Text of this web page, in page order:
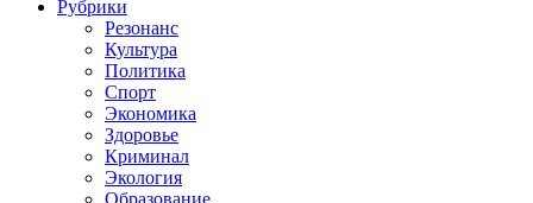
Рубрики
Резонанс
Культура
Политика
Спорт
Экономика
Здоровье
Криминал
Экология